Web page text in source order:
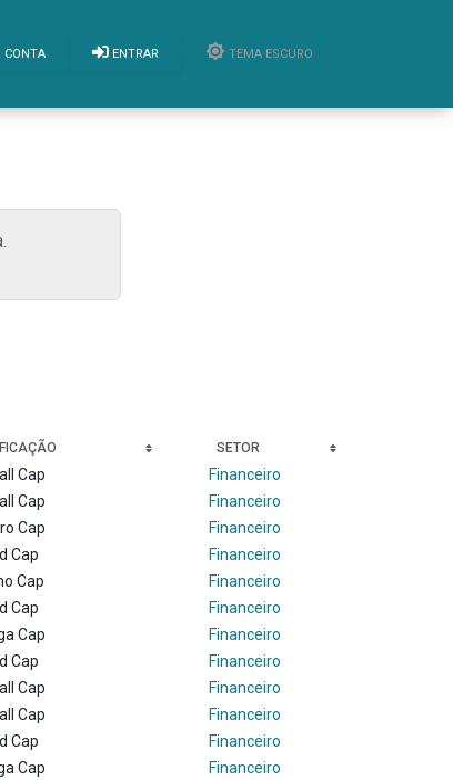
CONTA ENTRAR TEMA ESCURO
SETOR
Cap
Financeiro
Cap
Financeiro
Cap
Financeiro
Cap
Financeiro
Cap
Financeiro
Cap
Financeiro
Cap
Financeiro
Cap
Financeiro
Cap
Financeiro
Cap
Financeiro
Cap
Financeiro
Cap
Financeiro